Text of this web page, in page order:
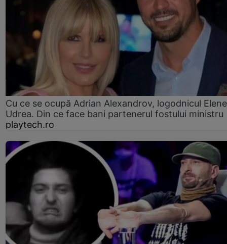
Cu ce se ocupă Adrian Alexandrov, logodnicul
Udrea. Din ce face bani partenerul fostului ministru
playtech.ro